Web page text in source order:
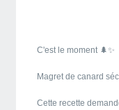
C'est le moment 🌲✨
Magret de canard
Cette recette